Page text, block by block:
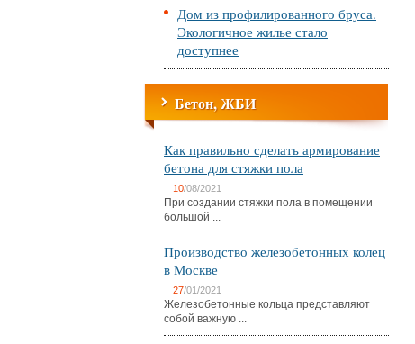
Дом из профилированного бруса.
Экологичное жилье стало
доступнее
Бетон, ЖБИ
Как правильно сделать армирование
бетона для стяжки пола
10/08/2021
При создании стяжки пола в помещении
большой ...
Производство железобетонных колец
в Москве
27/01/2021
Железобетонные кольца представляют
собой важную ...